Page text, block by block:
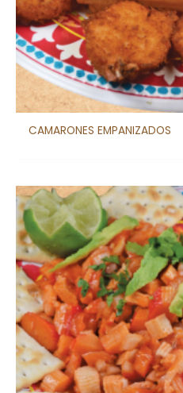
CAMARONES EMPANIZADOS